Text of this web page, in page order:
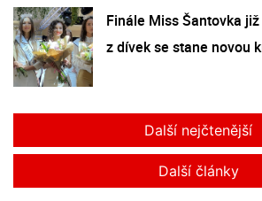
Finále Miss Šantovka
z dívek se stane novou
Další nejčtenější
Další články